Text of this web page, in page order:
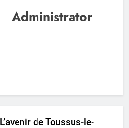
Vallée de
Chevreuse
Administrator
L’avenir de Toussus-le-